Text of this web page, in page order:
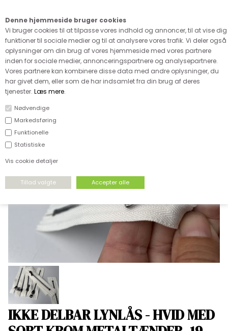
Denne hjemmeside bruger cookies
Vi bruger cookies til at tilpasse vores indhold og annoncer, til at vise dig
funktioner til sociale medier og til at analysere vores trafik. Vi deler også
oplysninger om din brug af vores hjemmeside med vores partnere
inden for sociale medier, annonceringspartnere og analysepartnere.
Vores partnere kan kombinere disse data med andre oplysninger, du
har givet dem, eller som de har indsamlet fra din brug af deres
tjenester. Læs mere.
Nødvendige
Markedsføring
Funktionelle
Statistiske
Vis cookie detaljer
FORSIDE›TILBEHØR›
IKKE DELBAR LYNLÅS - HVID MED